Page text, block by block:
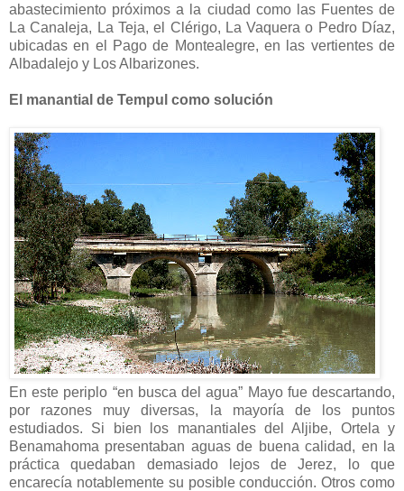
abastecimiento próximos a la ciudad como las Fuentes de
La Canaleja, La Teja, el Clérigo, La Vaquera o Pedro Díaz,
ubicadas en el Pago de Montealegre, en las vertientes de
Albadalejo y Los Albarizones.
El manantial de Tempul como solución
En este periplo “en busca del agua” Mayo fue descartando,
por razones muy diversas, la mayoría de los puntos
estudiados. Si bien los manantiales del Aljibe, Ortela y
Benamahoma presentaban aguas de buena calidad, en la
práctica quedaban demasiado lejos de Jerez, lo que
encarecía notablemente su posible conducción. Otros como